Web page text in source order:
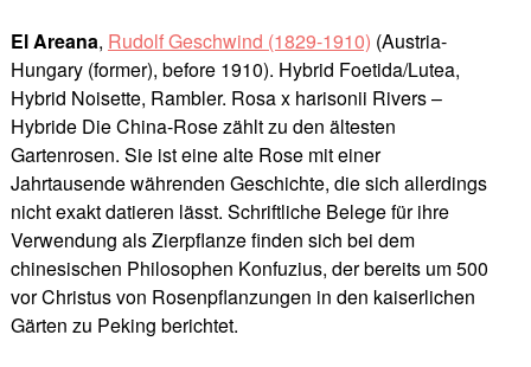
El Areana, Rudolf Geschwind (1829-1910) (Austria-
Hungary (former), before 1910). Hybrid Foetida/Lutea,
Hybrid Noisette, Rambler. Rosa x harisonii Rivers –
Hybride Die China-Rose zählt zu den ältesten
Gartenrosen. Sie ist eine alte Rose mit einer
Jahrtausende währenden Geschichte, die sich allerdings
nicht exakt datieren lässt. Schriftliche Belege für ihre
Verwendung als Zierpflanze finden sich bei dem
chinesischen Philosophen Konfuzius, der bereits um 500
vor Christus von Rosenpflanzungen in den kaiserlichen
Gärten zu Peking berichtet.